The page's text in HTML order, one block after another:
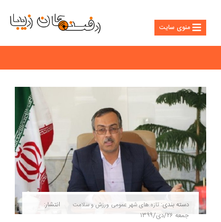
منوی سایت
دسته بندی: تازه های شهر عمومی ورزش و سلامت
انتشار:
جمعه ۲۶/دی/۱۳۹۹